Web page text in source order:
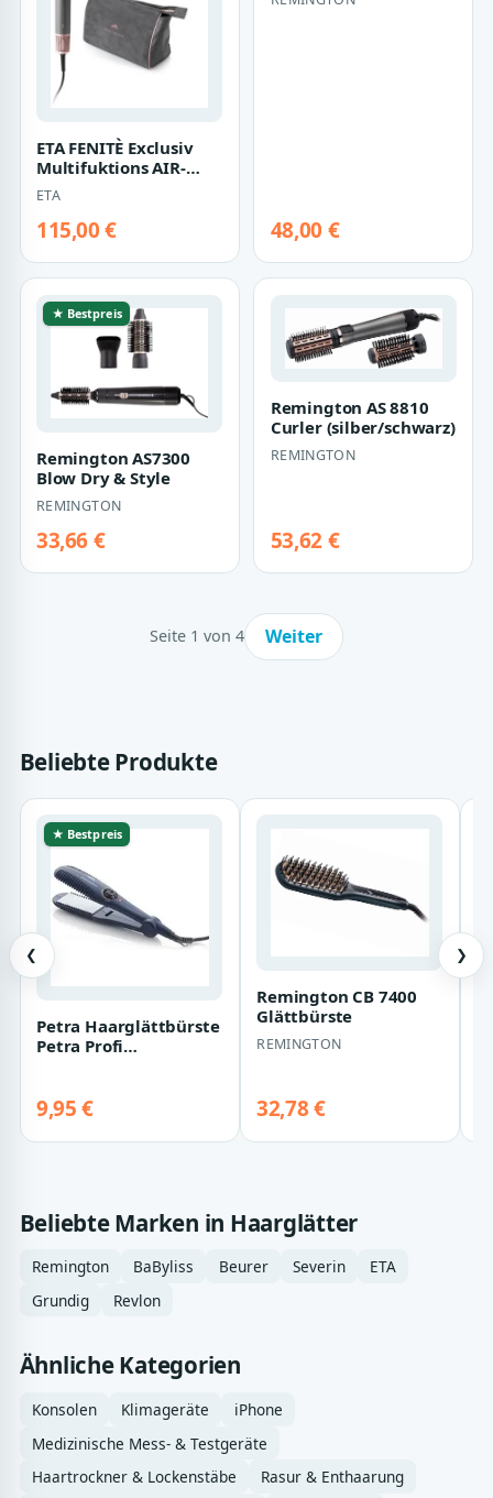
ETA FENITÈ Exclusiv
Multifuktions AIR-
Styler (anthrazit/pink)
ETA
115,00 € 48,00 €
★ Bestpreis
Remington AS7300
Blow Dry & Style
REMINGTON
33,66 €
Remington AS 8810
Curler (silber/schwarz)
REMINGTON
53,62 €
Seite 1 von 4 Weiter
Beliebte Produkte
❮
★ Bestpreis
Petra Haarglättbürste
Petra Profi
9,95 €
Remington CB 7400
Glättbürste
REMINGTON
32,78 €
❯
Beliebte Marken in Haarglätter
Remington BaByliss Beurer Severin
ETA
Grundig
Revlon
Ähnliche Kategorien
Konsolen Klimageräte
iPhone
Medizinische Mess- & Testgeräte
Haartrockner & Lockenstäbe
Rasur & Enthaarung